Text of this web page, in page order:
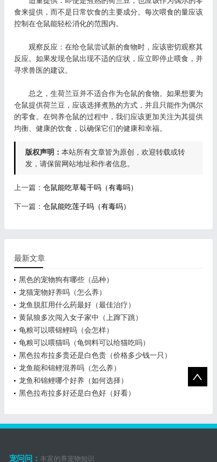
食来提供，而不是日常饮食的主要成分。每次喂食的量应该
控制在仓鼠能轻松消化的范围内。
观察反应：在给仓鼠尝试新的食物时，应该密切观察其
反应。如果发现仓鼠出现不适的症状，应立即停止喂食，并
寻求兽医的建议。
总之，生荷兰豆并不适合作为仓鼠的食物。如果想要为
仓鼠提供荷兰豆，应该选择煮熟的方式，并且只能作为偶尔
的零食。在饲养仓鼠的过程中，我们应该更加关注为其提供
均衡、健康的饮食，以确保它们的健康和幸福。
版权声明： 本站所有文章皆为原创，欢迎转载或转
发，请保留网站地址和作者信息。
上一篇： 仓鼠能吃草莓干吗（有毒吗）
下一篇： 仓鼠能吃莲子吗（有毒吗）
最新文章
黑色的宠物狗有哪些（品种）
龙猫宠物好养吗（怎么养）
龙鱼脱肛用什么药最好（最佳治疗）
黄鼠狼多次闯入女子家中（上蹿下跳）
龟粮可以喂锦鲤吗（会怎样）
龟粮可以喂猫吗（龟饲料可以给猫吃吗）
黑色拉布拉多贵还是白色贵（价格多少钱一只）
龙鱼能和锦鲤混养吗（怎么养）
龙鱼和锦鲤哪个好养（如何选择）
黑色拉布拉多好还是白色好（好看）
宠问问： 丰富的养宠物知识